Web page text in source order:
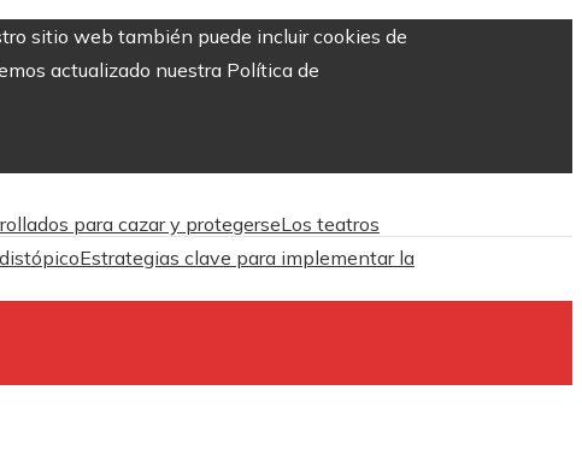
sitio web también puede incluir cookies de
actualizado nuestra Política de
para cazar y protegerseLos teatros
Estrategias clave para implementar la